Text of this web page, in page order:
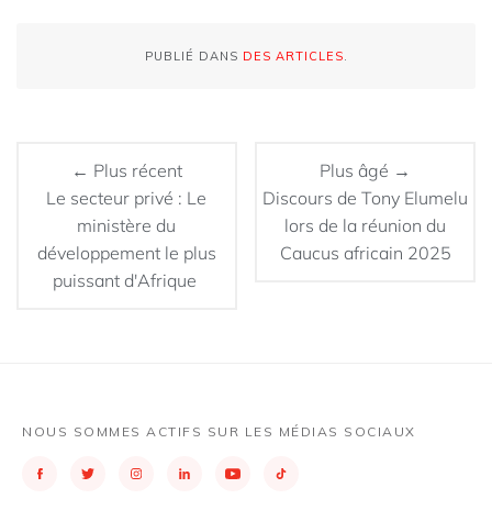
PUBLIÉ DANS DES ARTICLES.
← Plus récent
Le secteur privé : Le
ministère du
développement le plus
puissant d'Afrique
Plus âgé →
Discours de Tony Elumelu
lors de la réunion du
Caucus africain 2025
NOUS SOMMES ACTIFS SUR LES MÉDIAS SOCIAUX